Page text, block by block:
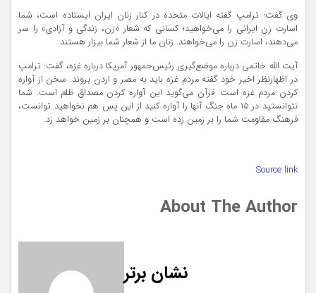
وی گفت: ترامپ گفته ایالات متحده در کنار زنان ایران ایستاده است، شما
اسارت زن ایرانی را می‌خواهید؛ کسانی که شعار «زن، زندگی و آزادی» را سر
می‌دهند، اسارت زن را می‌خواهند. زنان ما از شعار شما بیزار هستند.
آیت الله خاتمی درباره موضع‌گیری رئیس‌جمهور آمریکا درباره غزه، گفت: ترامپ
در اظهارنظر اخیر خود گفته مردم غزه باید به مصر و اردن بروند. سخن از آواره
کردن مردم غزه است. قرآن می‌گوید این آواره کردن مصداق ظلم است. شما
نتوانستید در ۱۵ ماه جنگ آنها را آواره کنید از این پس هم نخواهید توانست،
فرهنگ مقاومت شما را بر زمین زده است و همچنان بر زمین خواهد زد.
Source link
About The Author
نشان برتر